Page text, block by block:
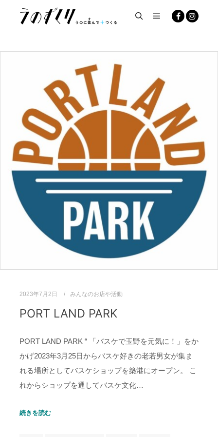
2023年7月2日 みんなのお店や活動
PORT LAND PARK
PORT LAND PARK “ 「バスケで玉野を元気に！」をか
かげ2023年3月25日からバスケ好きの老若男女が集ま
れる場所としてバスケショップを築港にオープン。 こ
れからショップを通してバスケ文化…
続きを読む